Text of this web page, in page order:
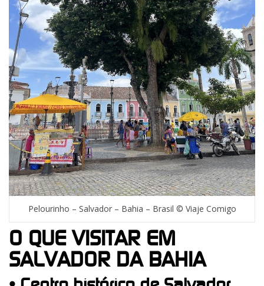
Pelourinho – Salvador – Bahia – Brasil © Viaje Comigo
O QUE VISITAR EM
SALVADOR DA BAHIA